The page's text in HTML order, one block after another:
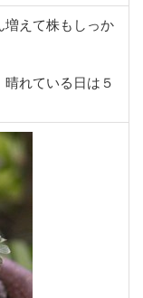
増えて株もしっか
れている日は５